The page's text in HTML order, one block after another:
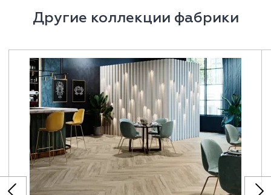
Другие коллекции фабрики